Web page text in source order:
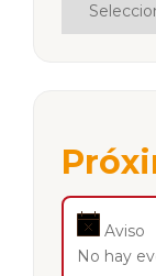
Aviso
No hay